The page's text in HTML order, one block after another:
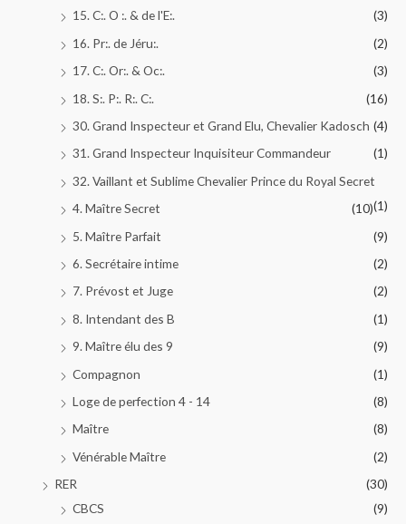
15. C:. O :. & de l'E:.
(3)
16. Pr:. de Jéru:.
(2)
17. C:. Or:. & Oc:.
(3)
18. S:. P:. R:. C:.
(16)
30. Grand Inspecteur et Grand Elu, Chevalier Kadosch (4)
31. Grand Inspecteur Inquisiteur Commandeur
(1)
32. Vaillant et Sublime Chevalier Prince du Royal Secret
(1)
4. Maître Secret
(10)
5. Maître Parfait
(9)
6. Secrétaire intime
(2)
7. Prévost et Juge
(2)
8. Intendant des B
(1)
9. Maître élu des 9
(9)
Compagnon
(1)
Loge de perfection 4 - 14
(8)
Maître
(8)
Vénérable Maître
(2)
RER
(30)
CBCS
(9)